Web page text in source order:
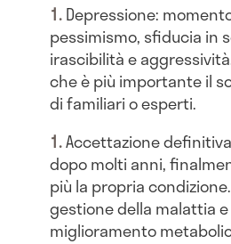
Depressione:
pessimismo, sfiducia in
irascibilità e
che è più importante il
di familiari o esperti.
Accettazione
dopo molti anni,
più la propria
gestione della malattia
miglioramento